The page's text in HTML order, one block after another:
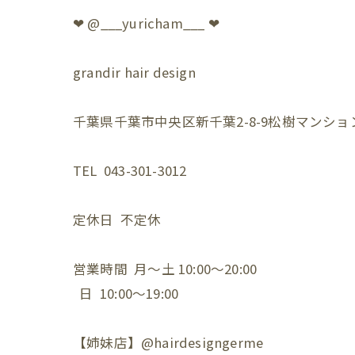
❤︎ @___yuricham___ ❤︎
grandir hair design
千葉県千葉市中央区新千葉2-8-9松樹マンショ
TEL 043-301-3012
定休日 不定休
営業時間 月〜土 10:00〜20:00
日 10:00〜19:00
【姉妹店】@hairdesigngerme